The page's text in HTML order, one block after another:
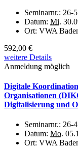
Seminarnr.: 26-
Datum: Mi.
Ort: VWA
592,00 €
weitere Details
Anmeldung möglich
Digitale
Organisationen
Digitalisierung und
Seminarnr.: 26-
Datum: Mo.
Ort: VWA